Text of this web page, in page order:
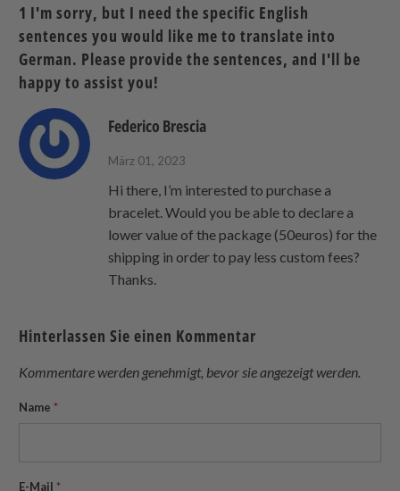
TwitterFacebookPinterestfriend
1 I'm sorry, but I need the specific English
sentences you would like me to translate into
German. Please provide the sentences, and I'll be
happy to assist you!
Federico Brescia
März 01, 2023
Hi there, I’m interested to purchase a
bracelet. Would you be able to declare a
lower value of the package (50euros) for the
shipping in order to pay less custom fees?
Thanks.
Hinterlassen Sie einen Kommentar
Kommentare werden genehmigt, bevor sie angezeigt werden.
Name *
E-Mail *